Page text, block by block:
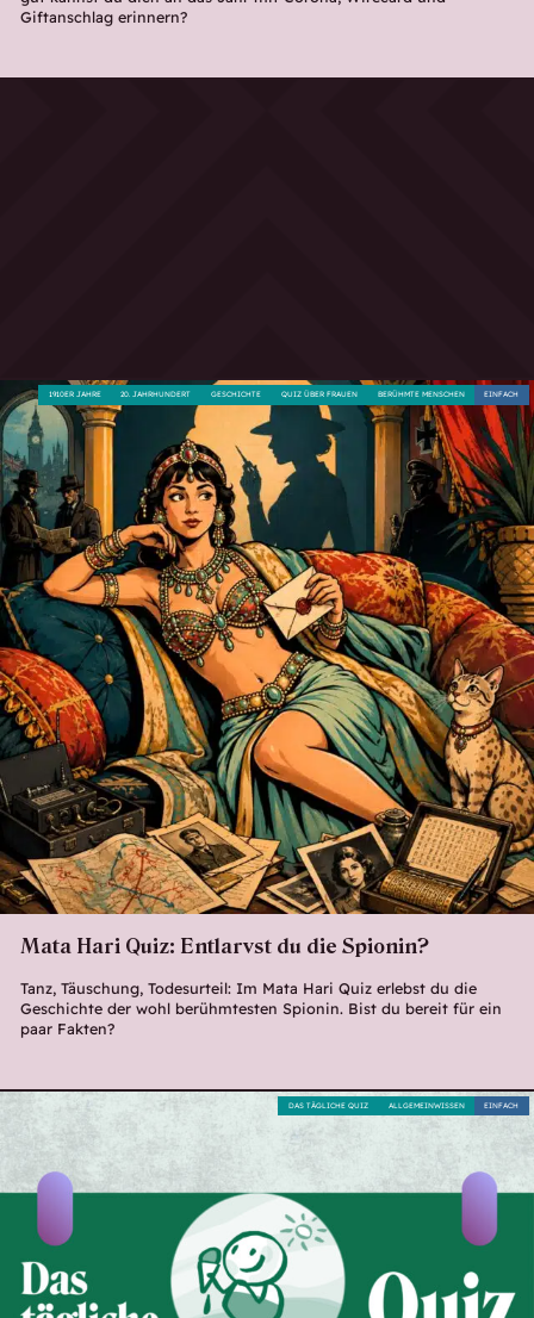
Giftanschlag erinnern?
Mata Hari Quiz: Entlarvst du die Spionin?
Tanz, Täuschung, Todesurteil: Im Mata Hari Quiz erlebst du die
Geschichte der wohl berühmtesten Spionin. Bist du bereit für ein
paar Fakten?
EINFACH
BERÜHMTE MENSCHEN
QUIZ ÜBER FRAUEN
GESCHICHTE
20. JAHRHUNDERT
1910ER JAHRE
EINFACH
ALLGEMEINWISSEN
DAS TÄGLICHE QUIZ